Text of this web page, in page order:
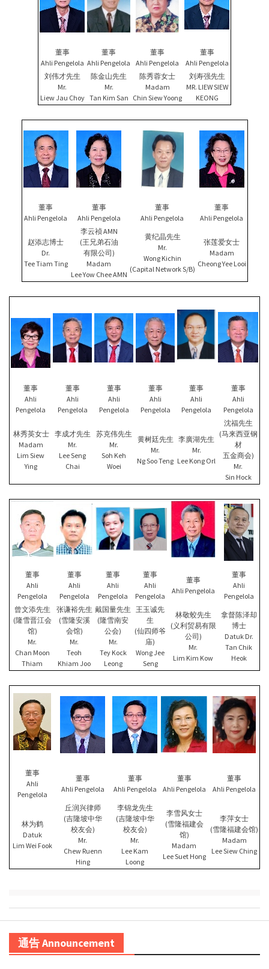
董事
Ahli Pengelola
董事
Ahli Pengelola
董事
Ahli Pengelola
董事
Ahli Pengelola
刘伟才先生
Mr.
Liew Jau Choy
陈金山先生
Mr.
Tan Kim San
陈秀蓉女士
Madam
Chin Siew Yoong
刘寿强先生
MR. LIEW SIEW
KEONG
董事
Ahli Pengelola
董事
Ahli Pengelola
董事
Ahli Pengelola
董事
Ahli Pengelola
赵添志博士
Dr.
Tee Tiam Ting
李云祯 AMN
(王兄弟石油
有限公司)
Madam
Lee Yow Chee AMN
黄纪晶先生
Mr.
Wong Kichin
(Capital Network S/B)
张莲爱女士
Madam
Cheong Yee Looi
董事
Ahli
Pengelola
董事
Ahli
Pengelola
董事
Ahli
Pengelola
董事
Ahli
Pengelola
董事
Ahli
Pengelola
董事
Ahli
Pengelola
林秀英女士
Madam
Lim Siew
Ying
李成才先生
Mr.
Lee Seng
Chai
苏克伟先生
Mr.
Soh Keh
Woei
黄树廷先生
Mr.
Ng Soo Teng
李廣湖先生
Mr.
Lee Kong Orl
沈福先生
(马来西亚钢
材
五金商会)
Mr.
Sin Hock
董事
Ahli
Pengelola
董事
Ahli
Pengelola
董事
Ahli
Pengelola
董事
Ahli
Pengelola
董事
Ahli Pengelola
董事
Ahli
Pengelola
曾文添先生
(隆雪晋江会
馆)
Mr.
Chan Moon
Thiam
张谦裕先生
(雪隆安溪
会馆)
Mr.
Teoh
Khiam Joo
戴国量先生
(隆雪南安
公会)
Mr.
Tey Kock
Leong
王玉诚先
生
(仙四师爷
庙)
Wong Jee
Seng
林敬蛟先生
(义利贸易有限
公司)
Mr.
Lim Kim Kow
拿督陈泽却
博士
Datuk Dr.
Tan Chik
Heok
董事
Ahli
Pengelola
董事
Ahli Pengelola
董事
Ahli Pengelola
董事
Ahli Pengelola
董事
Ahli Pengelola
林为鹤
Datuk
Lim Wei Fook
丘润兴律师
(吉隆坡中华
校友会)
Mr.
Chew Ruenn
Hing
李锦龙先生
(吉隆坡中华
校友会)
Mr.
Lee Kam
Loong
李雪风女士
(雪隆福建会
馆)
Madam
Lee Suet Hong
李萍女士
(雪隆福建会馆)
Madam
Lee Siew Ching
通告 Announcement